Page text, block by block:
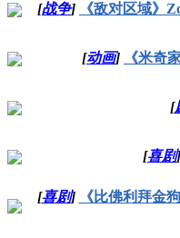
[战争] 《敌对区域》
[动画] 《米奇
[
[喜剧]
[喜剧]
《比佛利拜金